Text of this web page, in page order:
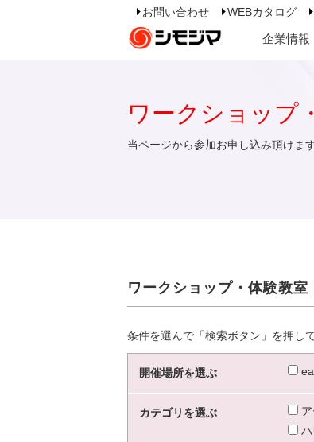
お問い合わせ WEBカタログ
企業情報
ワークショップ
当ページから参加お申し込み頂けます
ワークショップ・体験教室
条件を選んで「検索ボタン」を押し
開催場所を選ぶ
カテゴリを選ぶ